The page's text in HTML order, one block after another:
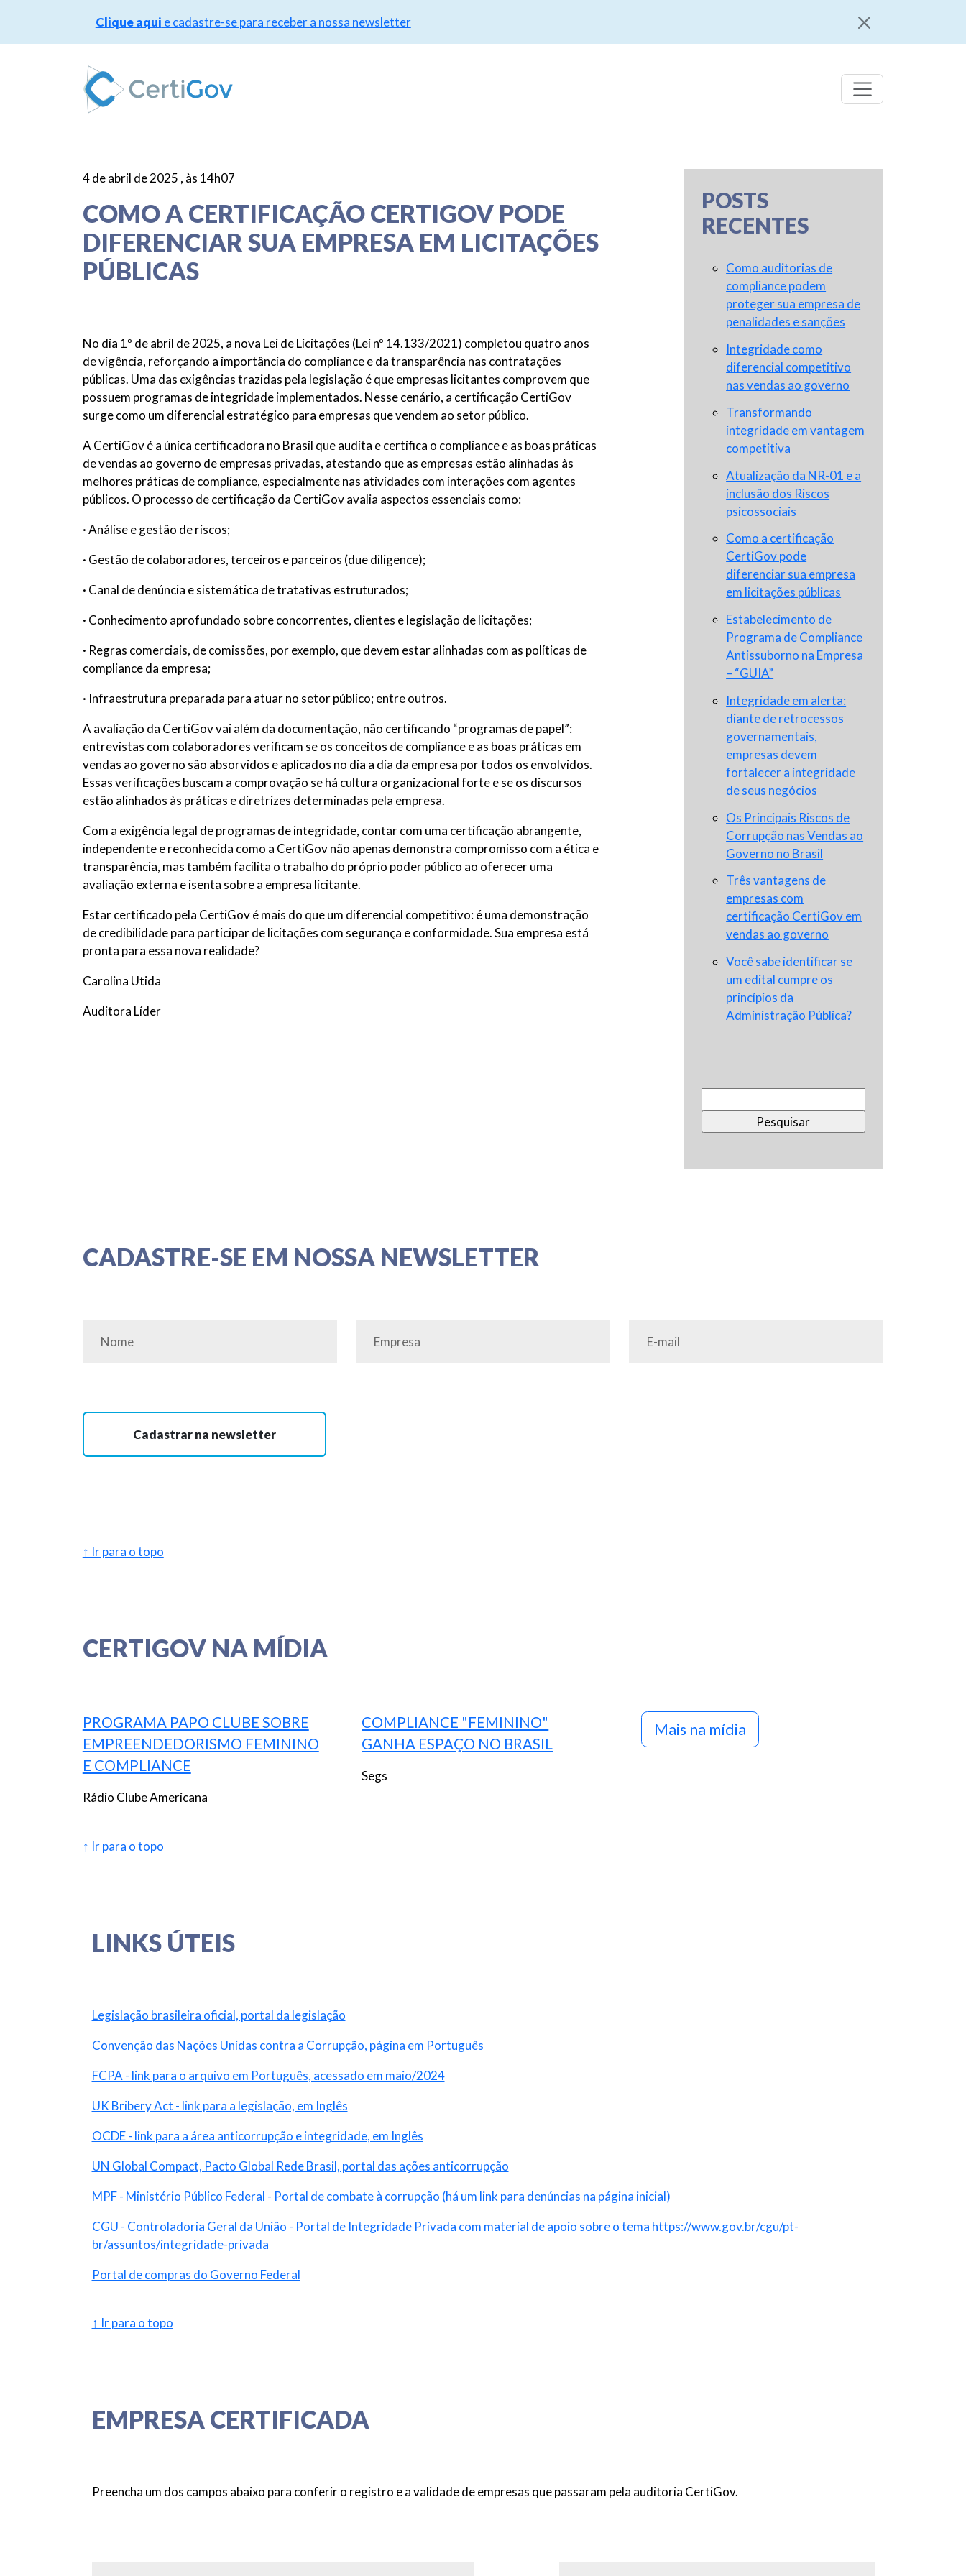
Clique aqui e cadastre-se para receber a nossa newsletter
4 de abril de 2025 , às 14h07
COMO A CERTIFICAÇÃO CERTIGOV PODE
DIFERENCIAR SUA EMPRESA EM LICITAÇÕES
PÚBLICAS
No dia 1º de abril de 2025, a nova Lei de Licitações (Lei nº 14.133/2021) completou quatro anos
de vigência, reforçando a importância do compliance e da transparência nas contratações
públicas. Uma das exigências trazidas pela legislação é que empresas licitantes comprovem que
possuem programas de integridade implementados. Nesse cenário, a certificação CertiGov
surge como um diferencial estratégico para empresas que vendem ao setor público.
A CertiGov é a única certificadora no Brasil que audita e certifica o compliance e as boas práticas
de vendas ao governo de empresas privadas, atestando que as empresas estão alinhadas às
melhores práticas de compliance, especialmente nas atividades com interações com agentes
públicos. O processo de certificação da CertiGov avalia aspectos essenciais como:
· Análise e gestão de riscos;
· Gestão de colaboradores, terceiros e parceiros (due diligence);
· Canal de denúncia e sistemática de tratativas estruturados;
· Conhecimento aprofundado sobre concorrentes, clientes e legislação de licitações;
· Regras comerciais, de comissões, por exemplo, que devem estar alinhadas com as políticas de
compliance da empresa;
· Infraestrutura preparada para atuar no setor público; entre outros.
A avaliação da CertiGov vai além da documentação, não certificando “programas de papel”:
entrevistas com colaboradores verificam se os conceitos de compliance e as boas práticas em
vendas ao governo são absorvidos e aplicados no dia a dia da empresa por todos os envolvidos.
Essas verificações buscam a comprovação se há cultura organizacional forte e se os discursos
estão alinhados às práticas e diretrizes determinadas pela empresa.
Com a exigência legal de programas de integridade, contar com uma certificação abrangente,
independente e reconhecida como a CertiGov não apenas demonstra compromisso com a ética e
transparência, mas também facilita o trabalho do próprio poder público ao oferecer uma
avaliação externa e isenta sobre a empresa licitante.
Estar certificado pela CertiGov é mais do que um diferencial competitivo: é uma demonstração
de credibilidade para participar de licitações com segurança e conformidade. Sua empresa está
pronta para essa nova realidade?
Carolina Utida
Auditora Líder
POSTS
RECENTES
Como auditorias de
compliance podem
proteger sua empresa de
penalidades e sanções
Integridade como
diferencial competitivo
nas vendas ao governo
Transformando
integridade em vantagem
competitiva
Atualização da NR-01 e a
inclusão dos Riscos
psicossociais
Como a certificação
CertiGov pode
diferenciar sua empresa
em licitações públicas
Estabelecimento de
Programa de Compliance
Antissuborno na Empresa
– “GUIA”
Integridade em alerta:
diante de retrocessos
governamentais,
empresas devem
fortalecer a integridade
de seus negócios
Os Principais Riscos de
Corrupção nas Vendas ao
Governo no Brasil
Três vantagens de
empresas com
certificação CertiGov em
vendas ao governo
Você sabe identificar se
um edital cumpre os
princípios da
Administração Pública?
por:
CADASTRE-SE EM NOSSA NEWSLETTER
Cadastrar na newsletter
↑ Ir para o topo
CERTIGOV NA MÍDIA
PROGRAMA PAPO CLUBE SOBRE
EMPREENDEDORISMO FEMININO
E COMPLIANCE
Rádio Clube Americana
COMPLIANCE "FEMININO"
GANHA ESPAÇO NO BRASIL
Segs
Mais na mídia
↑ Ir para o topo
LINKS ÚTEIS
Legislação brasileira oficial, portal da legislação
Convenção das Nações Unidas contra a Corrupção, página em Português
FCPA - link para o arquivo em Português, acessado em maio/2024
UK Bribery Act - link para a legislação, em Inglês
OCDE - link para a área anticorrupção e integridade, em Inglês
UN Global Compact, Pacto Global Rede Brasil, portal das ações anticorrupção
MPF - Ministério Público Federal - Portal de combate à corrupção (há um link para denúncias na página inicial)
CGU - Controladoria Geral da União - Portal de Integridade Privada com material de apoio sobre o tema https://www.gov.br/cgu/pt-
br/assuntos/integridade-privada
Portal de compras do Governo Federal
↑ Ir para o topo
EMPRESA CERTIFICADA
Preencha um dos campos abaixo para conferir o registro e a validade de empresas que passaram pela auditoria CertiGov.